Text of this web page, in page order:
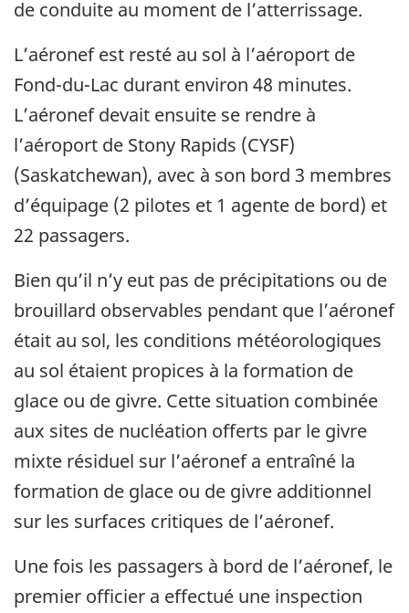
de conduite au moment de l’atterrissage.
L’aéronef est resté au sol à l’aéroport de
Fond-du-Lac durant environ 48 minutes.
L’aéronef devait ensuite se rendre à
l’aéroport de Stony Rapids (CYSF)
(Saskatchewan), avec à son bord 3 membres
d’équipage (2 pilotes et 1 agente de bord) et
22 passagers.
Bien qu’il n’y eut pas de précipitations ou de
brouillard observables pendant que l’aéronef
était au sol, les conditions météorologiques
au sol étaient propices à la formation de
glace ou de givre. Cette situation combinée
aux sites de nucléation offerts par le givre
mixte résiduel sur l’aéronef a entraîné la
formation de glace ou de givre additionnel
sur les surfaces critiques de l’aéronef.
Une fois les passagers à bord de l’aéronef, le
premier officier a effectué une inspection